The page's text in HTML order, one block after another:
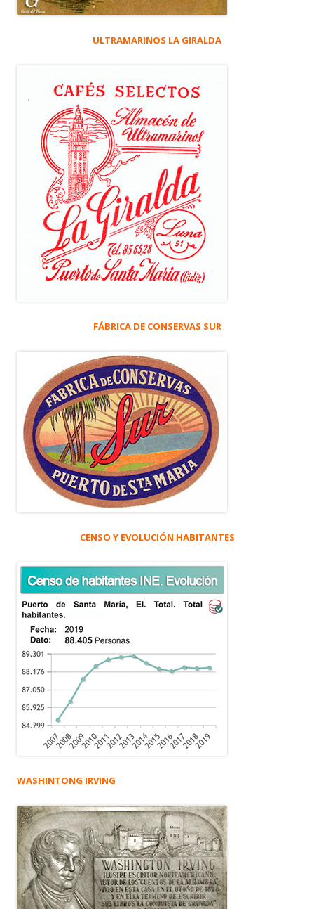
ULTRAMARINOS LA GIRALDA
FÁBRICA DE CONSERVAS SUR
CENSO Y EVOLUCIÓN HABITANTES
WASHINTONG IRVING